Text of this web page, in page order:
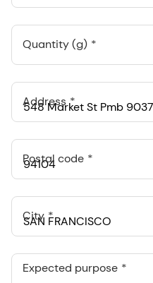
Quantity (g)
Address
Postal code
City
Expected purpose